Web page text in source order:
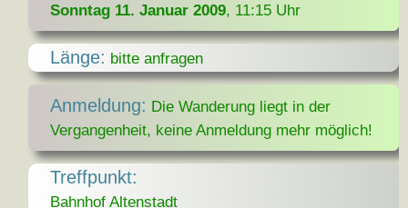
Sonntag 11. Januar 2009, 11:15 Uhr
Länge: bitte anfragen
Anmeldung: Die Wanderung liegt in der
Vergangenheit, keine Anmeldung mehr möglich!
Treffpunkt:
Bahnhof Altenstadt